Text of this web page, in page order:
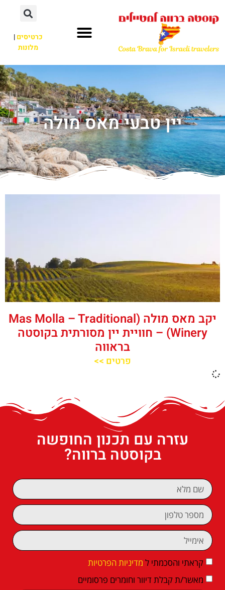
כרטיסים|
מלונות
יין טבעי מאס מולה
יקב מאס מולה (Mas Molla – Traditional
Winery) – חוויית יין מסורתית בקוסטה
בראווה
פרטים >>
עזרה עם תכנון החופשה
בקוסטה ברווה?
קראתי והסכמתי ל מדיניות הפרטיות
מאשר/ת קבלת דיוור וחומרים פרסומיים